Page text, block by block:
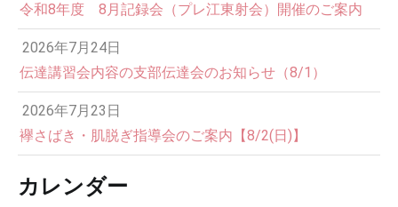
令和8年度 8月記録会（プレ江東射会）開催のご案内
2026年7月24日
伝達講習会内容の支部伝達会のお知らせ（8/1）
2026年7月23日
襷さばき・肌脱ぎ指導会のご案内【8/2(日)】
カレンダー
3:00 AM
4:00 AM
5:00 AM